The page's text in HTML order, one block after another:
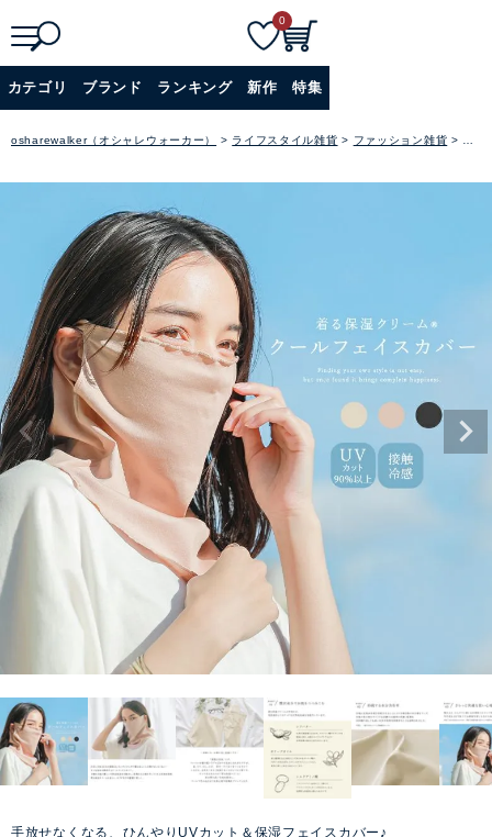
詳細検索
0
カテゴリ ブランド ランキング 新作 特集
osharewalker（オシャレウォーカー） ライフスタイル雑貨 ファッション雑貨
手放せなくなる、ひんやりUVカット＆保湿フェイスカバー♪